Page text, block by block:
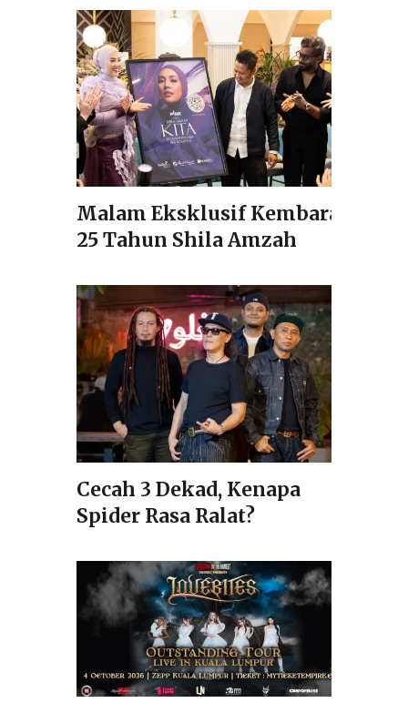
Malam Eksklusif Kembara
25 Tahun Shila Amzah
Cecah 3 Dekad, Kenapa
Spider Rasa Ralat?